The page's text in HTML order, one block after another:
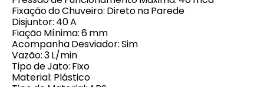
Fixação do Chuveiro: Direto na Parede
Disjuntor: 40 A
Fiação Mínima: 6 mm
Acompanha Desviador: Sim
Vazão: 3 L/min
Tipo de Jato: Fixo
Material: Plástico